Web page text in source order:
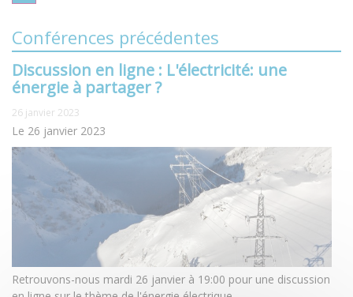
Conférences précédentes
Discussion en ligne : L'électricité: une
énergie à partager ?
26 janvier 2023
Le 26 janvier 2023
Retrouvons-nous mardi 26 janvier à 19:00 pour une discussion